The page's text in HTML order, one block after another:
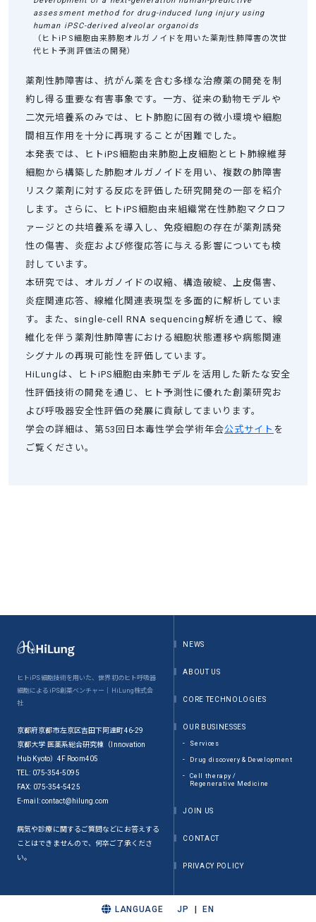
assessment method for drug-induced lung injury using
human iPSC-derived alveolar organoids
（ヒトiPS細胞由来肺胞オルガノイドを用いた薬剤性肺障害の次世
代ヒト予測評価法の開発）
薬剤性肺障害は、抗がん薬を含む多様な治療薬の開発を制
約し得る重要な有害事象です。一方、従来の動物モデルや
二次元培養系のみでは、ヒト肺胞に固有の微小環境や細胞
間相互作用を十分に再現することが困難でした。
本発表では、ヒトiPS細胞由来肺胞上皮細胞とヒト肺線維芽
細胞から構築した肺胞オルガノイドを用い、複数の肺障害
リスク薬剤に対する反応を評価した研究開発の一部を紹介
します。さらに、ヒトiPS細胞由来組織常在性肺胞マクロフ
ァージとの共培養系を導入し、免疫細胞の存在が薬剤誘発
性の傷害、炎症および修復応答に与える影響についても検
討しています。
本研究では、オルガノイドの収縮、構造破綻、上皮傷害、
炎症関連応答、線維化関連表現型を多面的に解析していま
す。また、single-cell RNA sequencing解析を通じて、線
維化を伴う薬剤性肺障害における細胞状態遷移や病態関連
シグナルの再現可能性を評価しています。
HiLungは、ヒトiPS細胞由来肺モデルを活用した新たな安全
性評価技術の開発を通じ、ヒト予測性に優れた創薬研究お
よび呼吸器安全性評価の発展に貢献してまいります。
学会の詳細は、第53回日本毒性学会学術年会公式サイト を
ご覧ください。
ヒトiPS細胞技術を用いた、世界初のヒト呼吸器
細胞によるiPS創薬ベンチャー｜HiLung株式会
社
京都府京都市左京区吉田下阿達町46-29
京都大学 医薬系総合研究棟（Innovation
Hub Kyoto）4F Room405
TEL: 075-354-5095
FAX: 075-354-5425
E-mail: contact@hilung.com
病気や診療に関するご質問などにお答えする
ことはできませんので、何卒ご了承くださ
い。
NEWS
ABOUT US
CORE TECHNOLOGIES
OUR BUSINESSES
Services
Drug discovery & Development
Cell therapy /
Regenerative Medicine
JOIN US
CONTACT
PRIVACY POLICY
LANGUAGE JP EN